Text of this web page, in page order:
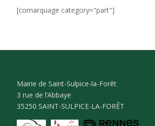
[comarquage category="part"]
Mairie de Saint-Sulpice-la-Forêt
3 rue de l’Abbaye
35250 SAINT-SULPICE-LA-FORÊT